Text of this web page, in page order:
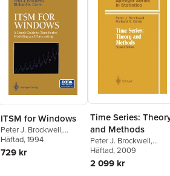
ITSM for Windows
Peter J. Brockwell,
Richard A. Davis
Häftad, 1994
729 kr
Time Series:
and Methods
Peter J. Brockwell,
Richard A. Davis
Häftad, 2009
2 099 kr